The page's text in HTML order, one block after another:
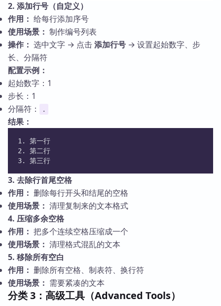
2. 添加行号（自定义）
作用： 给每行添加序号
使用场景： 制作编号列表
操作： 选中文字 → 点击添加行号 → 设置起始数字、步
长、分隔符
配置示例：
起始数字：1
步长：1
分隔符：
.
结果：
1. 第一行
2. 第二行
3. 第三行
3. 去除行首尾空格
作用： 删除每行开头和结尾的空格
使用场景： 清理复制来的文本格式
4. 压缩多余空格
作用： 把多个连续空格压缩成一个
使用场景： 清理格式混乱的文本
5. 移除所有空白
作用： 删除所有空格、制表符、换行符
使用场景： 需要紧凑的文本
分类 3：高级工具（Advanced Tools）